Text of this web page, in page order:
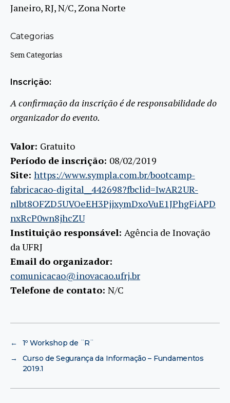
Janeiro, RJ, N/C, Zona Norte
Categorias
Sem Categorias
Inscrição:
A confirmação da inscrição é de responsabilidade do
organizador do evento.
Valor: Gratuito
Período de inscrição: 08/02/2019
Site: https://www.sympla.com.br/bootcamp-
fabricacao-digital__442698?fbclid=IwAR2UR-
nlbt8OFZD5UVOeEH3PjjxymDxoVuE1JPhgFiAPD
nxRcP0wn8jhcZU
Instituição responsável: Agência de Inovação
da UFRJ
Email do organizador:
comunicacao@inovacao.ufrj.br
Telefone de contato: N/C
←
1º Workshop de ¨R¨
→
Curso de Segurança da Informação – Fundamentos
2019.1